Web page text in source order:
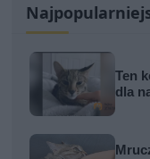
Ten
dla